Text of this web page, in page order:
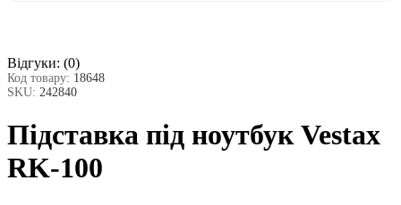
Відгуки: (0)
Код товару: 18648
SKU: 242840
Підставка під ноутбук Vestax
RK-100